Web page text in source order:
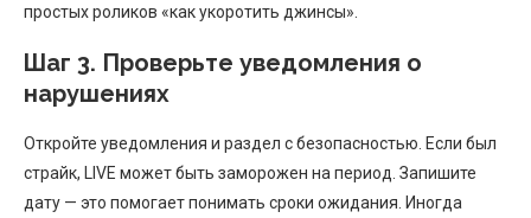
простых роликов «как укоротить джинсы».
Шаг 3. Проверьте уведомления о
нарушениях
Откройте уведомления и раздел с безопасностью. Если был
страйк, LIVE может быть заморожен на период. Запишите
дату — это помогает понимать сроки ожидания. Иногда